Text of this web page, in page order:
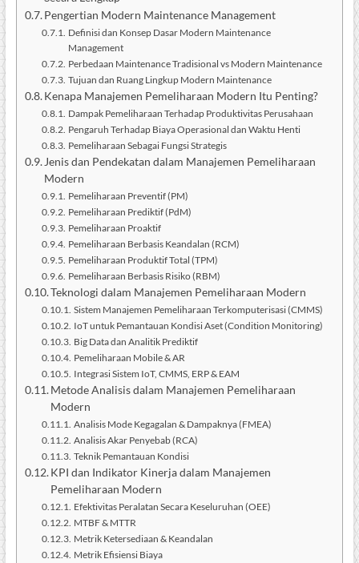
Pengertian Modern Maintenance Management
Definisi dan Konsep Dasar Modern Maintenance
Management
Perbedaan Maintenance Tradisional vs Modern Maintenance
Tujuan dan Ruang Lingkup Modern Maintenance
Kenapa Manajemen Pemeliharaan Modern Itu Penting?
Dampak Pemeliharaan Terhadap Produktivitas Perusahaan
Pengaruh Terhadap Biaya Operasional dan Waktu Henti
Pemeliharaan Sebagai Fungsi Strategis
Jenis dan Pendekatan dalam Manajemen Pemeliharaan
Modern
Pemeliharaan Preventif (PM)
Pemeliharaan Prediktif (PdM)
Pemeliharaan Proaktif
Pemeliharaan Berbasis Keandalan (RCM)
Pemeliharaan Produktif Total (TPM)
Pemeliharaan Berbasis Risiko (RBM)
Teknologi dalam Manajemen Pemeliharaan Modern
Sistem Manajemen Pemeliharaan Terkomputerisasi (CMMS)
IoT untuk Pemantauan Kondisi Aset (Condition Monitoring)
Big Data dan Analitik Prediktif
Pemeliharaan Mobile & AR
Integrasi Sistem IoT, CMMS, ERP & EAM
Metode Analisis dalam Manajemen Pemeliharaan
Modern
Analisis Mode Kegagalan & Dampaknya (FMEA)
Analisis Akar Penyebab (RCA)
Teknik Pemantauan Kondisi
KPI dan Indikator Kinerja dalam Manajemen
Pemeliharaan Modern
Efektivitas Peralatan Secara Keseluruhan (OEE)
MTBF & MTTR
Metrik Ketersediaan & Keandalan
Metrik Efisiensi Biaya